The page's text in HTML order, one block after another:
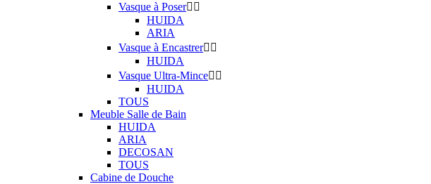
Vasque à Poser 
HUIDA
ARIA
Vasque à Encastrer 
HUIDA
Vasque Ultra-Mince 
HUIDA
TOUS
Meuble Salle de Bain
HUIDA
ARIA
DECOSAN
TOUS
Cabine de Douche